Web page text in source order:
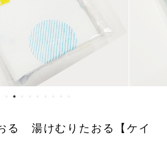
る 湯けむりたおる【ケイ